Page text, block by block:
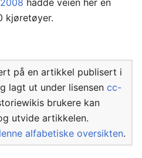
2008 hadde veien her en
kjøretøyer.
på en artikkel publisert i
lagt ut under lisensen cc-
brukere kan
utvide artikkelen.
alfabetiske oversikten.